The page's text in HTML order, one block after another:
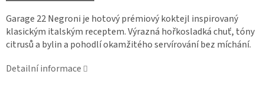
Garage 22 Negroni je hotový prémiový koktejl inspirovaný
klasickým italským receptem. Výrazná hořkosladká chuť, tóny
citrusů a bylin a pohodlí okamžitého servírování bez míchání.
Detailní informace